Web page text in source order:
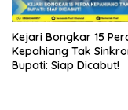
Kejari Bongkar 15
Kepahiang Tak
Bupati: Siap Dicabut!